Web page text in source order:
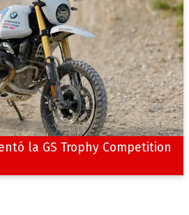
la GS Trophy Competition